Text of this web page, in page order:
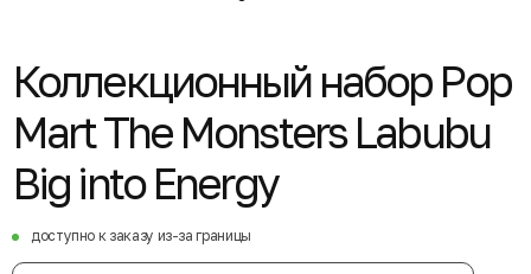
Коллекционный набор Pop
Mart The Monsters Labubu
Big into Energy
доступно к заказу из-за границы